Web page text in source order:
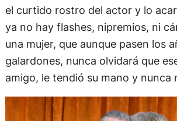
el curtido rostro del actor y lo
ya no hay flashes, nipremios, ni
una mujer, que aunque pasen los
galardones, nunca olvidará que
amigo, le tendió su mano y nunca